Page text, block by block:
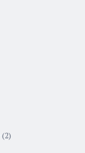
(2)